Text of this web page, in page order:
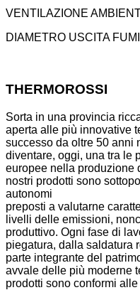
VENTILAZIONE
DIAMETRO USCITA
THERMOROSSI
Sorta in una provincia
aperta alle più innovative
successo da oltre 50 anni
diventare, oggi, una tra le
europee nella produzione
nostri prodotti sono
autonomi
preposti a valutarne
livelli delle emissioni,
produttivo. Ogni fase di
piegatura, dalla saldatura
parte integrante del
avvale delle più moderne
prodotti sono conformi